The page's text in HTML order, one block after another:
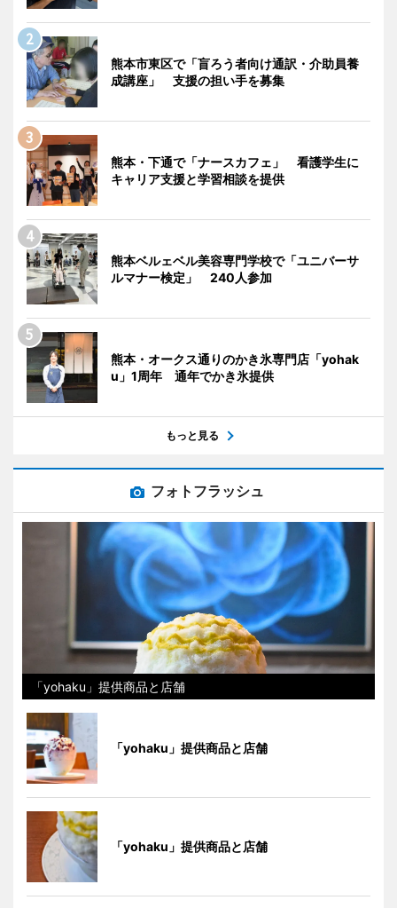
熊本市東区で「盲ろう者向け通訳・介助員養
成講座」 支援の担い手を募集
熊本・下通で「ナースカフェ」 看護学生に
キャリア支援と学習相談を提供
熊本ベルェベル美容専門学校で「ユニバーサ
ルマナー検定」 240人参加
熊本・オークス通りのかき氷専門店「yohak
u」1周年 通年でかき氷提供
もっと見る
フォトフラッシュ
「yohaku」提供商品と店舗
「yohaku」提供商品と店舗
「yohaku」提供商品と店舗